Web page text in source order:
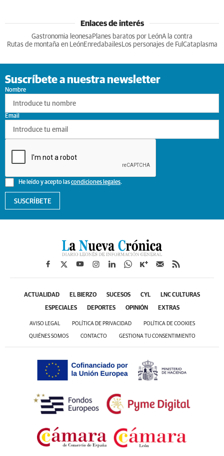
Enlaces de interés
Gastronomia leonesa Planes baratos por LeónA la contra
Rutas de montaña en LeónEnredabailesLos personajes de Ful Cataplasma
Suscríbete a nuestra newsletter
Nombre
He leído y acepto lascondiciones legales.
Email
SUSCRÍBETE
ACTUALIDAD EL BIERZO SUCESOS CYL LNC CULTURAS
ESPECIALES DEPORTES OPINIÓN EXTRAS
AVISO LEGAL POLÍTICA DE PRIVACIDAD POLÍTICA DE COOKIES
QUIÉNES SOMOS CONTACTO GESTIONA TU CONSENTIMIENTO